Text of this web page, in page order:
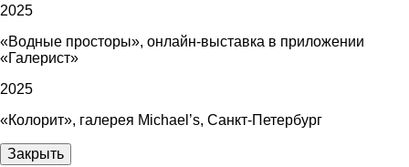
2025
«Водные просторы», онлайн-выставка в приложении
«Галерист»
2025
«Колорит», галерея Michael’s, Санкт-Петербург
Закрыть